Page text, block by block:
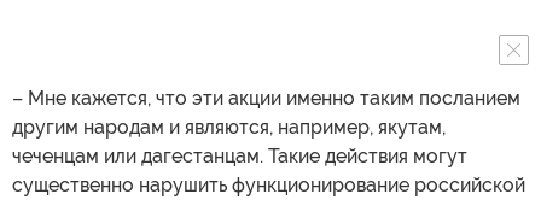
– Мне кажется, что эти акции именно таким посланием
другим народам и являются, например, якутам,
чеченцам или дагестанцам. Такие действия могут
существенно нарушить функционирование российской